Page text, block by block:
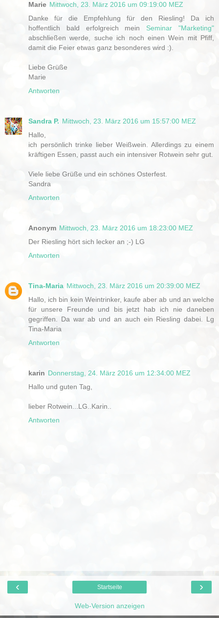
Marie Mittwoch, 23. März 2016 um 09:19:00 MEZ
Danke für die Empfehlung für den Riesling! Da ich
hoffentlich bald erfolgreich mein Seminar "Marketing"
abschließen werde, suche ich noch einen Wein mit Pfiff,
damit die Feier etwas ganz besonderes wird :).
Liebe Grüße
Marie
Antworten
Sandra P. Mittwoch, 23. März 2016 um 15:57:00 MEZ
Hallo,
ich persönlich trinke lieber Weißwein. Allerdings zu einem
kräftigen Essen, passt auch ein intensiver Rotwein sehr gut.
Viele liebe Grüße und ein schönes Osterfest.
Sandra
Antworten
Anonym Mittwoch, 23. März 2016 um 18:23:00 MEZ
Der Riesling hört sich lecker an ;-) LG
Antworten
Tina-Maria Mittwoch, 23. März 2016 um 20:39:00 MEZ
Hallo, ich bin kein Weintrinker, kaufe aber ab und an welche
für unsere Freunde und bis jetzt hab ich nie daneben
gegriffen. Da war ab und an auch ein Riesling dabei. Lg
Tina-Maria
Antworten
karin Donnerstag, 24. März 2016 um 12:34:00 MEZ
Hallo und guten Tag,
lieber Rotwein...LG..Karin..
Antworten
‹ ›
Startseite
Web-Version anzeigen